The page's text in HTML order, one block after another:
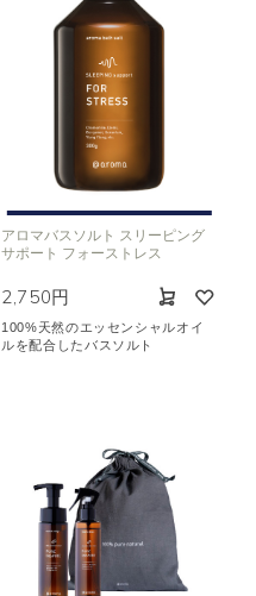
アロマバスソルト スリーピング
サポート フォーストレス
2,750円
100%天然のエッセンシャルオイ
ルを配合したバスソルト